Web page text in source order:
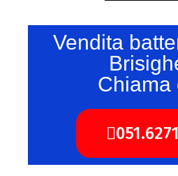
Vendita
Chiama